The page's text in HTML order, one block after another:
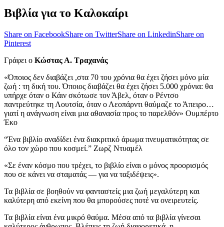
Βιβλία για το Καλοκαίρι
Share on FacebookShare on TwitterShare on LinkedinShare on
Pinterest
Γράφει ο Κώστας Α. Τραχανάς
«Όποιος δεν διαβάζει ,στα 70 του χρόνια θα έχει ζήσει μόνο μία
ζωή : τη δική του. Όποιος διαβάζει θα έχει ζήσει 5.000 χρόνια: θα
υπήρχε όταν ο Κάιν σκότωσε τον Άβελ, όταν ο Ρέντσο
παντρεύτηκε τη Λουτσία, όταν ο Λεοπάρντι θαύμαζε το Άπειρο…
γιατί η ανάγνωση είναι μια αθανασία προς το παρελθόν» Ουμπέρτο
Έκο
“Ένα βιβλίο αναδίδει ένα διακριτικό άρωμα πνευματικότητας σε
όλο τον χώρο που κοσμεί.” Ζωρζ Ντυαμέλ
«Σε έναν κόσμο που τρέχει, το βιβλίο είναι ο μόνος προορισμός
που σε κάνει να σταματάς — για να ταξιδέψεις».
Τα βιβλία σε βοηθούν να φανταστείς μια ζωή μεγαλύτερη και
καλύτερη από εκείνη που θα μπορούσες ποτέ να ονειρευτείς.
Τα βιβλία είναι ένα μικρό θαύμα. Μέσα από τα βιβλία γίνεσαι